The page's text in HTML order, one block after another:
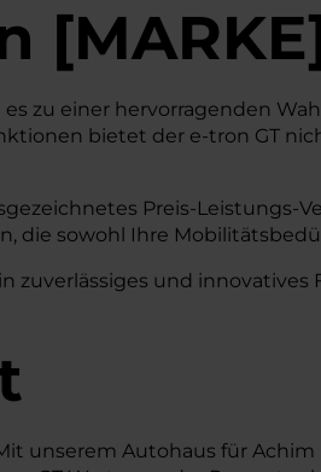
[MARKE
zu einer hervorragenden
bietet der e-tron GT
Preis-Leistungs-
sowohl Ihre
und innovatives
unserem Autohaus für